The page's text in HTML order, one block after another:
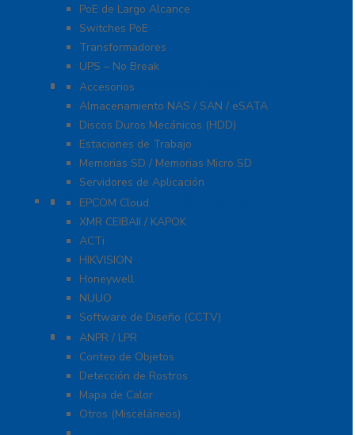
PoE de Largo Alcance
Switches PoE
Transformadores
UPS – No Break
Servidores / Almacenamiento
Accesorios
Almacenamiento NAS / SAN / eSATA
Discos Duros Mecánicos (HDD)
Estaciones de Trabajo
Memorias SD / Memorias Micro SD
Servidores de Aplicación
Software CMS / VMS / Hosting
EPCOM Cloud
XMR CEIBAII / KAPOK
ACTi
HIKVISION
Honeywell
NUUO
Software de Diseño (CCTV)
Videoanálisis
ANPR / LPR
Conteo de Objetos
Detección de Rostros
Mapa de Calor
Otros (Misceláneos)